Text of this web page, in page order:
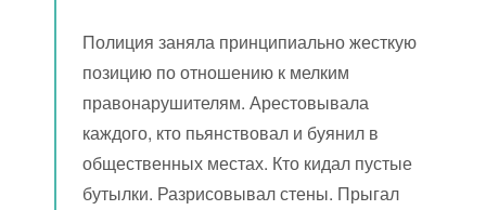
Полиция заняла принципиально жесткую
позицию по отношению к мелким
правонарушителям. Арестовывала
каждого, кто пьянствовал и буянил в
общественных местах. Кто кидал пустые
бутылки. Разрисовывал стены. Прыгал